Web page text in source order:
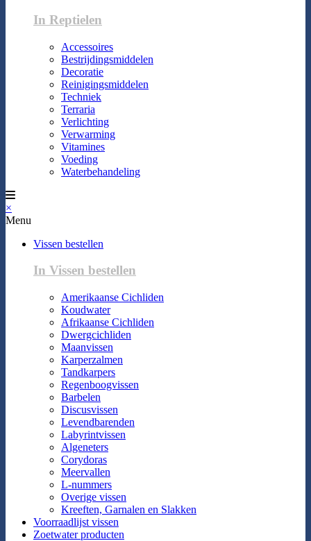
In Reptielen
Accessoires
Bestrijdingsmiddelen
Decoratie
Reinigingsmiddelen
Techniek
Terraria
Verlichting
Verwarming
Vitamines
Voeding
Waterbehandeling
×
Menu
Vissen bestellen
In Vissen bestellen
Amerikaanse Cichliden
Koudwater
Afrikaanse Cichliden
Dwergcichliden
Maanvissen
Karperzalmen
Tandkarpers
Regenboogvissen
Barbelen
Discusvissen
Levendbarenden
Labyrintvissen
Algeneters
Corydoras
Meervallen
L-nummers
Overige vissen
Kreeften, Garnalen en Slakken
Voorraadlijst vissen
Zoetwater producten